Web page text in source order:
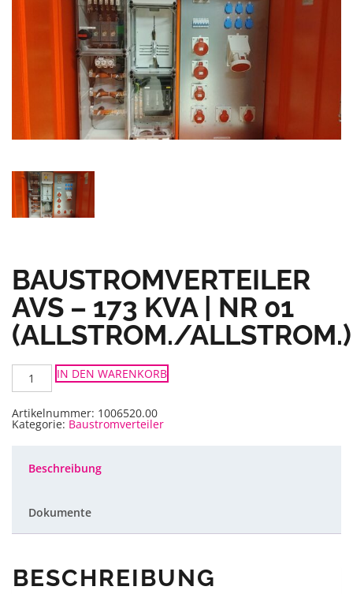
BAUSTROMVERTEILER
AVS – 173 KVA | NR 01
(ALLSTROM./ALLSTROM.)
Baustromverteiler
AVS
-
KVA
|
Menge
IN DEN WARENKORB
Artikelnummer: 1006520.00
Kategorie: Baustromverteiler
Beschreibung
Dokumente
BESCHREIBUNG